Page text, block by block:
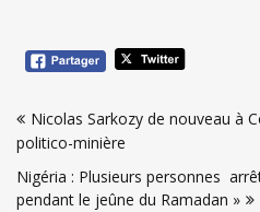
de
l’article
Nicolas Sarkozy de nouveau à
politico-minière
Nigéria : Plusieurs personnes
pendant le jeûne du Ramadan »